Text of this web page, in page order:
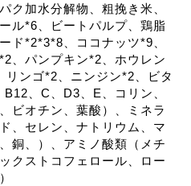
ク加水分解物、粗挽き米、
ル*6、ビートパルプ、鶏脂
ド*2*3*8、ココナッツ*9、
、パンプキン*2、ホウレン
ンゴ*2、ニンジン*2、ビタ
、C、D3、E、コリン、
ビオチン、葉酸）、ミネラ
、セレン、ナトリウム、マ
銅、）、アミノ酸類（メチ
クストコフェロール、ロー